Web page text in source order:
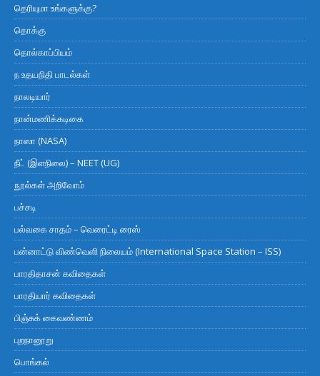
தெரியுமா உங்களுக்கு?
தொக்கு
தொல்காப்பியம்
ந உதயநிதி பாடல்கள்
நாலடியார்
நான்மணிக்கடிகை
நாஸா (NASA)
நீட் (இளநிலை) – NEET (UG)
நூல்கள் அறிவோம்
பச்சடி
பல்வகை சாதம் – வெரைட்டி ரைஸ்
பன்னாட்டு விண்வெளி நிலையம் (International Space Station – ISS)
பாரதிதாசன் கவிதைகள்
பாரதியார் கவிதைகள்
பிஞ்சுக் கைவண்ணம்
புறநானூறு
பொங்கல்